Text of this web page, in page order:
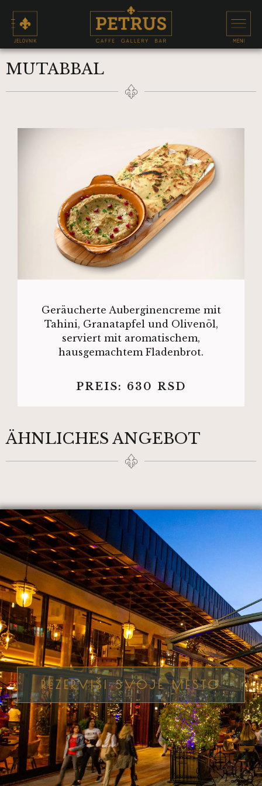
MUTABBAL
Geräucherte Auberginencreme mit
Tahini, Granatapfel und Olivenöl,
serviert mit aromatischem,
hausgemachtem Fladenbrot.
PREIS: 630 RSD
ÄHNLICHES ANGEBOT
REZERVIŠI SVOJE MESTO